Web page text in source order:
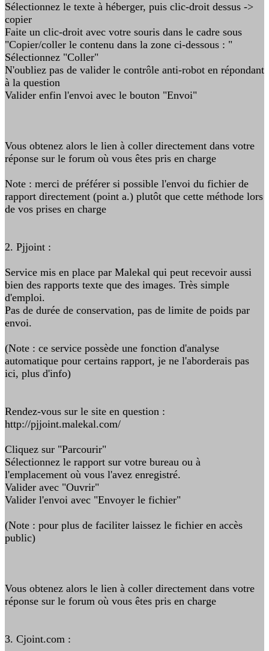
Sélectionnez le texte à héberger, puis clic-droit dessus ->
copier
Faite un clic-droit avec votre souris dans le cadre sous
"Copier/coller le contenu dans la zone ci-dessous : "
Sélectionnez "Coller"
N'oubliez pas de valider le contrôle anti-robot en répondant
à la question
Valider enfin l'envoi avec le bouton "Envoi"
Vous obtenez alors le lien à coller directement dans votre
réponse sur le forum où vous êtes pris en charge
Note : merci de préférer si possible l'envoi du fichier de
rapport directement (point a.) plutôt que cette méthode lors
de vos prises en charge
2. Pjjoint :
Service mis en place par Malekal qui peut recevoir aussi
bien des rapports texte que des images. Très simple
d'emploi.
Pas de durée de conservation, pas de limite de poids par
envoi.
(Note : ce service possède une fonction d'analyse
automatique pour certains rapport, je ne l'aborderais pas
ici, plus d'info)
Rendez-vous sur le site en question :
http://pjjoint.malekal.com/
Cliquez sur "Parcourir"
Sélectionnez le rapport sur votre bureau ou à
l'emplacement où vous l'avez enregistré.
Valider avec "Ouvrir"
Valider l'envoi avec "Envoyer le fichier"
(Note : pour plus de faciliter laissez le fichier en accès
public)
Vous obtenez alors le lien à coller directement dans votre
réponse sur le forum où vous êtes pris en charge
3. Cjoint.com :